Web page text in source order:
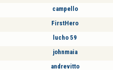
campello
FirstHero
lucho 59
johnmaia
andrevitto